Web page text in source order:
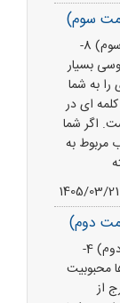
سوم)
مزایای داشتن وب سایت (قسمت سوم) 8-
بسیار
به شما
ای در
اگر شما
به
1405/03/21
دوم)
مزایای داشتن وب سایت (قسمت دوم) 4-
محبوبیت
از